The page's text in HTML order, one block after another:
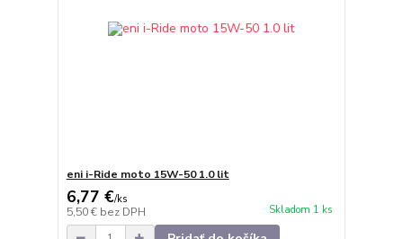
eni i-Ride moto 15W-50 1.0 lit
6,77 €/ks
5,50 € bez DPH Skladom 1 ks